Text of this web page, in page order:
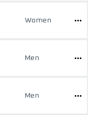
Women
Men
Men